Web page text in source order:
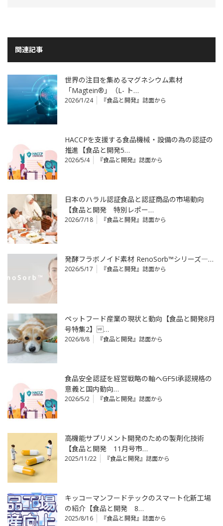
関連記事
世界の注目を集めるマグネシウム素材
「Magtein®」（L- ト…
2026/1/24 『食品と開発』誌面から
HACCPを支援する食品機械・設備の為の認証の
推進【食品と開発5…
2026/5/4 『食品と開発』誌面から
日本のハラル認証食品と認証商品の市場動向
【食品と開発 特別レポー…
2026/7/18 『食品と開発』誌面から
発酵フラボノイド素材 RenoSorb™シリーズ―…
2026/5/17 『食品と開発』誌面から
ペットフード産業の現状と動向【食品と開発8月
号特集2】…
2026/8/8 『食品と開発』誌面から
食品安全認証を経営戦略の軸へ――GFSI承認規格の
意義と国内動向…
2026/5/2 『食品と開発』誌面から
高機能サプリメント開発のための製剤化技術
【食品と開発 11月号市…
2025/11/22 『食品と開発』誌面から
キッコーマンフードテックのスマート化新工場
の紹介【食品と開発 8…
2025/8/16 『食品と開発』誌面から